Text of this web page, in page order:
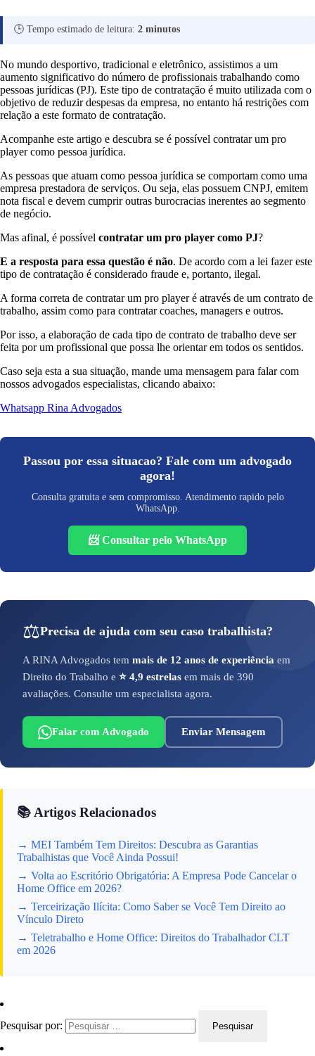
🕒 Tempo estimado de leitura: 2 minutos
No mundo desportivo, tradicional e eletrônico, assistimos a um
aumento significativo do número de profissionais trabalhando como
pessoas jurídicas (PJ). Este tipo de contratação é muito utilizada com o
objetivo de reduzir despesas da empresa, no entanto há restrições com
relação a este formato de contratação.
Acompanhe este artigo e descubra se é possível contratar um pro
player como pessoa jurídica.
As pessoas que atuam como pessoa jurídica se comportam como uma
empresa prestadora de serviços. Ou seja, elas possuem CNPJ, emitem
nota fiscal e devem cumprir outras burocracias inerentes ao segmento
de negócio.
Mas afinal, é possível contratar um pro player como PJ?
E a resposta para essa questão é não. De acordo com a lei fazer este
tipo de contratação é considerado fraude e, portanto, ilegal.
A forma correta de contratar um pro player é através de um contrato de
trabalho, assim como para contratar coaches, managers e outros.
Por isso, a elaboração de cada tipo de contrato de trabalho deve ser
feita por um profissional que possa lhe orientar em todos os sentidos.
Caso seja esta a sua situação, mande uma mensagem para falar com
nossos advogados especialistas, clicando abaixo:
Whatsapp Rina Advogados
Passou por essa situacao? Fale com um advogado
agora!
Consulta gratuita e sem compromisso. Atendimento rapido pelo
WhatsApp.
📨 Consultar pelo WhatsApp
⚖️Precisa de ajuda com seu caso trabalhista?
A RINA Advogados tem mais de 12 anos de experiência em
Direito do Trabalho e ⭐ 4,9 estrelas em mais de 390
avaliações. Consulte um especialista agora.
Falar com Advogado Enviar Mensagem
📚 Artigos Relacionados
→ MEI Também Tem Direitos: Descubra as Garantias
Trabalhistas que Você Ainda Possui!
→ Volta ao Escritório Obrigatória: A Empresa Pode Cancelar o
Home Office em 2026?
→ Terceirização Ilícita: Como Saber se Você Tem Direito ao
Vínculo Direto
→ Teletrabalho e Home Office: Direitos do Trabalhador CLT
em 2026
Pesquisar por: